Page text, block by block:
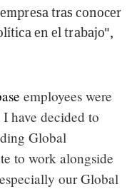
tras conocer
en el trabajo",
employees were
have decided to
Global
to work alongside
our Global